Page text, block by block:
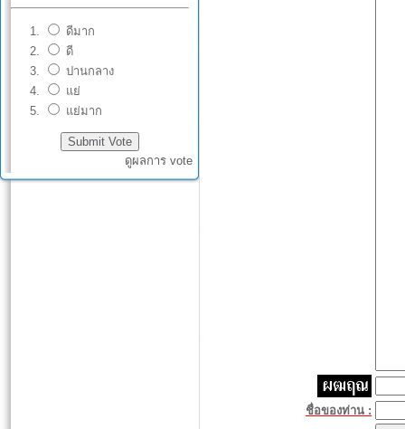
ดีมาก
ดี
ปานกลาง
แย่
แย่มาก
ดูผลการ vote
ชื่อของท่าน :